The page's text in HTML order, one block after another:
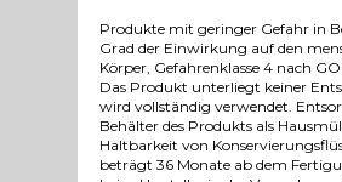
Produkte mit geringer Gefahr in
Grad der Einwirkung auf den
Körper, Gefahrenklasse 4 nach
Das Produkt unterliegt keiner
wird vollständig verwendet.
Behälter des Produkts als
Haltbarkeit von
beträgt 36 Monate ab dem